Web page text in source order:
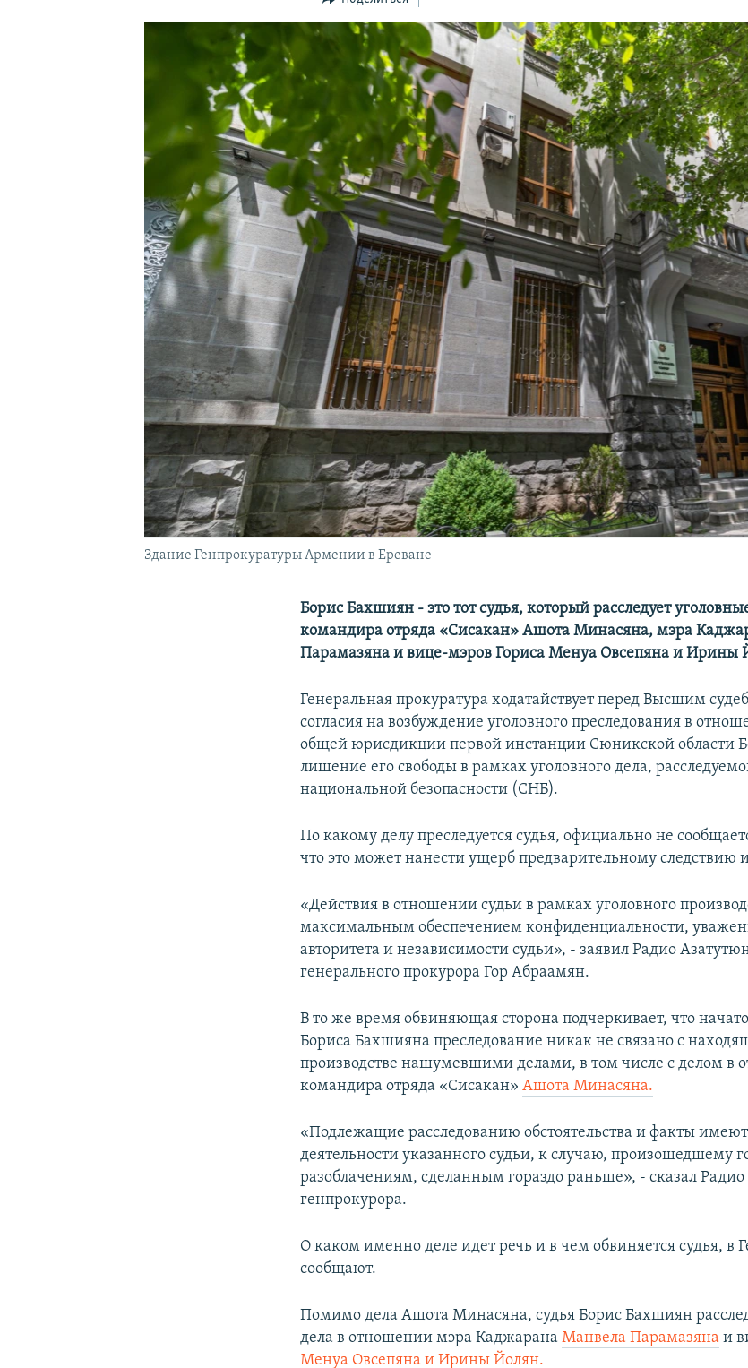
Здание Генпрокуратуры Армении в Ереване
Борис Бахшиян - это тот судья, который расследует
командира отряда «Сисакан» Ашота Минасяна, мэра
Парамазяна и вице-мэров Гориса Менуа Овсепяна и Ирины
Генеральная прокуратура ходатайствует перед Высшим
согласия на возбуждение уголовного преследования в
общей юрисдикции первой инстанции Сюникской области
лишение его свободы в рамках уголовного дела,
национальной безопасности (СНБ).
По какому делу преследуется судья, официально не
что это может нанести ущерб предварительному следствию
«Действия в отношении судьи в рамках уголовного
максимальным обеспечением конфиденциальности,
авторитета и независимости судьи», - заявил Радио
генерального прокурора Гор Абраамян.
В то же время обвиняющая сторона подчеркивает, что
Бориса Бахшияна преследование никак не связано с
производстве нашумевшими делами, в том числе с делом в
командира отряда «Сисакан»Ашота Минасяна.
«Подлежащие расследованию обстоятельства и факты
деятельности указанного судьи, к случаю, произошедшему
разоблачениям, сделанным гораздо раньше», - сказал
генпрокурора.
О каком именно деле идет речь и в чем обвиняется судья, в
сообщают.
Помимо дела Ашота Минасяна, судья Борис Бахшиян
дела в отношении мэра КаджаранаМанвела Парамазяна и
Менуа Овсепяна и Ирины Йолян.